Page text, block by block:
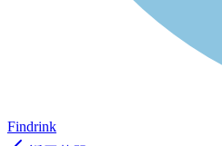
Findrink